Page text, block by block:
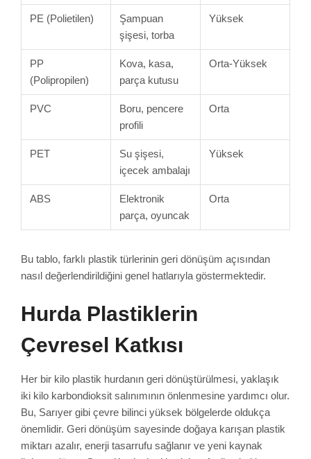
PE (Polietilen)
Şampuan
şişesi, torba
Yüksek
PP
(Polipropilen)
Kova, kasa,
parça kutusu
Orta-Yüksek
PVC
Boru, pencere
profili
Orta
PET
Su şişesi,
içecek ambalajı
Yüksek
ABS
Elektronik
parça, oyuncak
Orta
Bu tablo, farklı plastik türlerinin geri dönüşüm açısından
nasıl değerlendirildiğini genel hatlarıyla göstermektedir.
Hurda Plastiklerin
Çevresel Katkısı
Her bir kilo plastik hurdanın geri dönüştürülmesi, yaklaşık
iki kilo karbondioksit salınımının önlenmesine yardımcı olur.
Bu, Sarıyer gibi çevre bilinci yüksek bölgelerde oldukça
önemlidir. Geri dönüşüm sayesinde doğaya karışan plastik
miktarı azalır, enerji tasarrufu sağlanır ve yeni kaynak